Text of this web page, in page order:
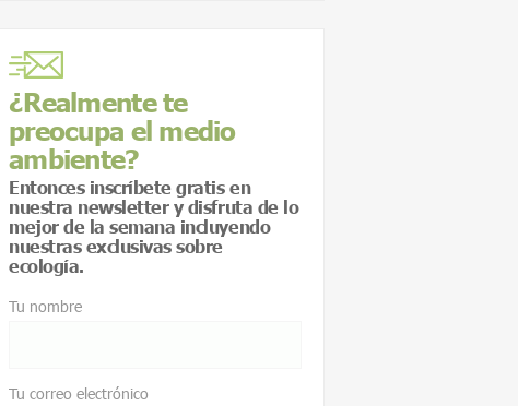
¿Realmente te
preocupa el medio
ambiente?
Entonces inscríbete gratis en
nuestra newsletter y disfruta de lo
mejor de la semana incluyendo
nuestras exclusivas sobre
ecología.
Tu nombre
Tu correo electrónico